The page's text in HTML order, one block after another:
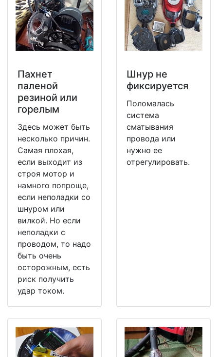
Пахнет
паленой
резиной или
горелым
Здесь может быть
несколько причин.
Самая плохая,
если выходит из
строя мотор и
намного попроще,
если неполадки со
шнуром или
вилкой. Но если
неполадки с
проводом, то надо
быть очень
осторожным, есть
риск получить
удар током.
Шнур не
фиксируется
Поломалась
система
сматывания
провода или
нужно ее
отрегулировать.